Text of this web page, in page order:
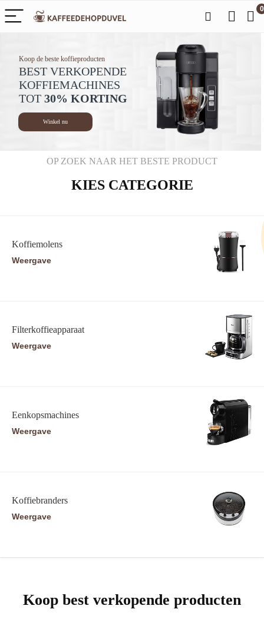
0
BEST VERKOPENDE
KOFFIEMACHINES
TOT 30% KORTING
Koop de beste koffieproducten
Winkel nu
OP ZOEK NAAR HET BESTE PRODUCT
KIES CATEGORIE
Koffiemolens
Weergave
Filterkoffieapparaat
Weergave
Eenkopsmachines
Weergave
Koffiebranders
Weergave
Koop best verkopende producten